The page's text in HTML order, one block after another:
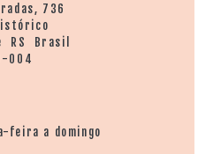
736
RS Brasil
004
feira a domingo